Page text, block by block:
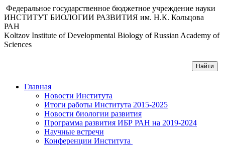
Федеральное государственное бюджетное учреждение науки
ИНСТИТУТ БИОЛОГИИ РАЗВИТИЯ им. Н.К. Кольцова
РАН
Koltzov Institute of Developmental Biology of Russian Academy of
Sciences
Главная
Новости Института
Итоги работы Института 2015-2025
Новости биологии развития
Программа развития ИБР РАН на 2019-2024
Научные встречи
Конференции Института